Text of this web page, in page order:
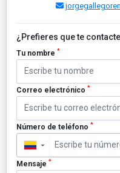
¿Prefieres que te
Tu nombre *
Correo electrónico *
Número de teléfono *
▼
Mensaje *